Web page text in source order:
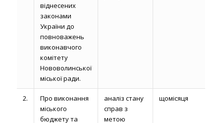
віднесених
законами
України до
повноважень
виконавчого
комітету
Нововолинської
міської ради.
2.
Про виконання
міського
бюджету та
аналіз стану
справ з
метою
щомісяця